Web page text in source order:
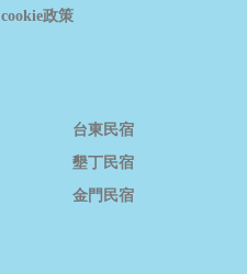
cookie政策
台東民宿
墾丁民宿
金門民宿